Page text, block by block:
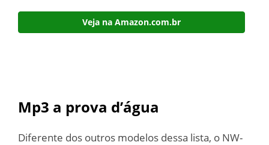
Veja na Amazon.com.br
Mp3 a prova d’água
Diferente dos outros modelos dessa lista, o NW-